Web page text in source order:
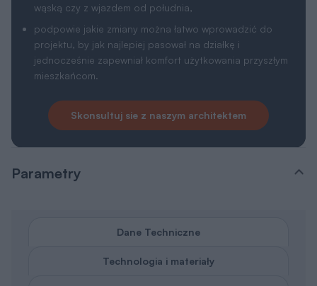
wąską czy z wjazdem od południa,
podpowie jakie zmiany można łatwo wprowadzić do
projektu, by jak najlepiej pasował na działkę i
jednocześnie zapewniał komfort użytkowania przyszłym
mieszkańcom.
Skonsultuj sie z naszym architektem
Parametry
Dane Techniczne
Technologia i materiały